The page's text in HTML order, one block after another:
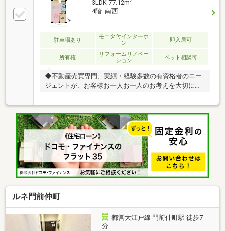
3LDK 77.12m
4階 南西
駐車場あり
モニタ付インターホ
ン
即入居可
所有権
リフォームリノベー
ション
ペット相談可
◆不動産売買専門、実績・経験多数の有資格者のエー
ジェントが、お客様お一人お一人のお考えを大切にし
■頭金０円からのご購入可能です■（諸費用もOK）
【東宝ハウス東京】提携住宅ローン 下記が全て付帯
（金利上乗せ無し）(1) 【がん団体生命保険】(2)
【金消契約時の印紙代不要】【ガン100％保障団信】
＋【全疾病保障】 ※金融機関との提携で驚きの低金
利と保障を実現しました。
ルネ門前仲町
都営大江戸線 門前仲町駅 徒歩7
分